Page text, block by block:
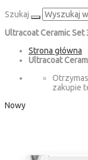
Szukaj
Ultracoat Ceramic Set
Strona główna
Ultracoat
zakupie
Nowy